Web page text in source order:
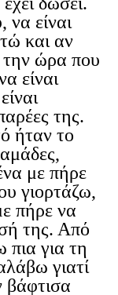
να είναι
και αν
την ώρα που
είναι
της.
ήταν το
με πήρε
γιορτάζω,
πήρε να
της. Από
πια για τη
γιατί